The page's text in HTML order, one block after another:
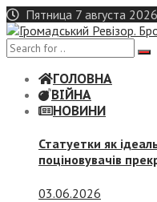
Skip
to
content
Пятница 7 августа 2026
ГОЛОВНА
ВІЙНА
НОВИНИ
Статуетки як
поціновувачів
03.06.2026